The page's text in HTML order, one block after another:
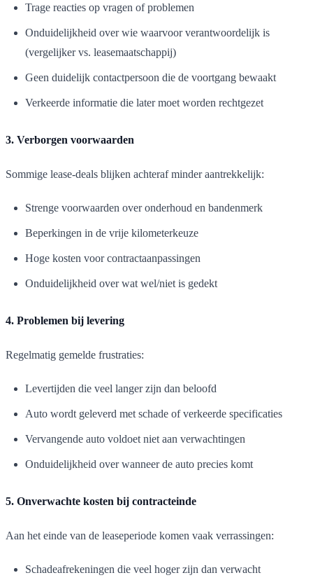
Trage reacties op vragen of problemen
Onduidelijkheid over wie waarvoor verantwoordelijk is
(vergelijker vs. leasemaatschappij)
Geen duidelijk contactpersoon die de voortgang bewaakt
Verkeerde informatie die later moet worden rechtgezet
3. Verborgen voorwaarden
Sommige lease-deals blijken achteraf minder aantrekkelijk:
Strenge voorwaarden over onderhoud en bandenmerk
Beperkingen in de vrije kilometerkeuze
Hoge kosten voor contractaanpassingen
Onduidelijkheid over wat wel/niet is gedekt
4. Problemen bij levering
Regelmatig gemelde frustraties:
Levertijden die veel langer zijn dan beloofd
Auto wordt geleverd met schade of verkeerde specificaties
Vervangende auto voldoet niet aan verwachtingen
Onduidelijkheid over wanneer de auto precies komt
5. Onverwachte kosten bij contracteinde
Aan het einde van de leaseperiode komen vaak verrassingen:
Schadeafrekeningen die veel hoger zijn dan verwacht